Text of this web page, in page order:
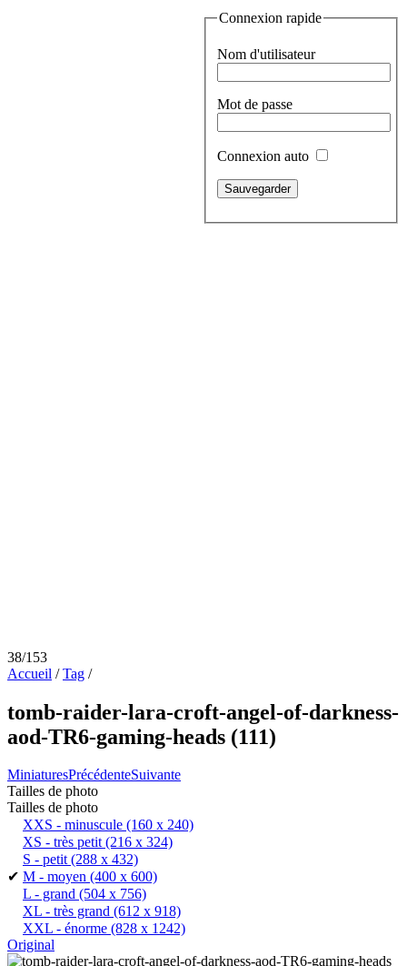
Connexion rapide
Nom d'utilisateur
Mot de passe
Connexion auto
38/153
Accueil /Tag /
tomb-raider-lara-croft-angel-of-darkness-
aod-TR6-gaming-heads (111)
MiniaturesPrécédenteSuivante
Tailles de photo
Tailles de photo
XXS - minuscule (160 x 240)
XS - très petit(216 x 324)
S - petit(288 x 432)
✔ M - moyen (400 x 600)
L - grand (504 x 756)
XL - très grand (612 x 918)
XXL - énorme (828 x 1242)
Original